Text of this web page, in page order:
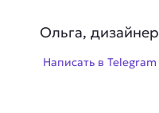
Ольга, дизайнер
Написать в Telegram